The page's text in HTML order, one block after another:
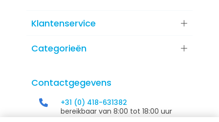
Klantenservice
Categorieën
Contactgegevens
+31 (0) 418-631382
bereikbaar van 8:00 tot 18:00 uur